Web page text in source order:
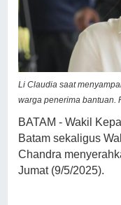
Li Claudia saat
warga penerima bantuan.
BATAM - Wakil
Batam sekaligus
Chandra
Jumat (9/5/2025).